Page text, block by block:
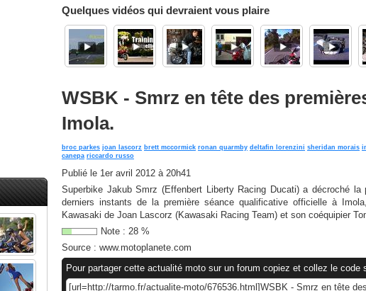
Quelques vidéos qui devraient vous plaire
WSBK - Smrz en tête des
Imola.
broc parkes joan lascorz brett mccormick ronan quarmby deltafin lorenzini sheridan morais
canepa riccardo russo
Publié le 1er avril 2012 à 20h41
Superbike Jakub Smrz (Effenbert Liberty Racing Ducati) a décroché
derniers instants de la première séance qualificative officielle à
Kawasaki de Joan Lascorz (Kawasaki Racing Team) et son coéquipier
Note : 28 %
Source : www.motoplanete.com
Pour partager cette actualité moto sur un forum copiez et collez le code